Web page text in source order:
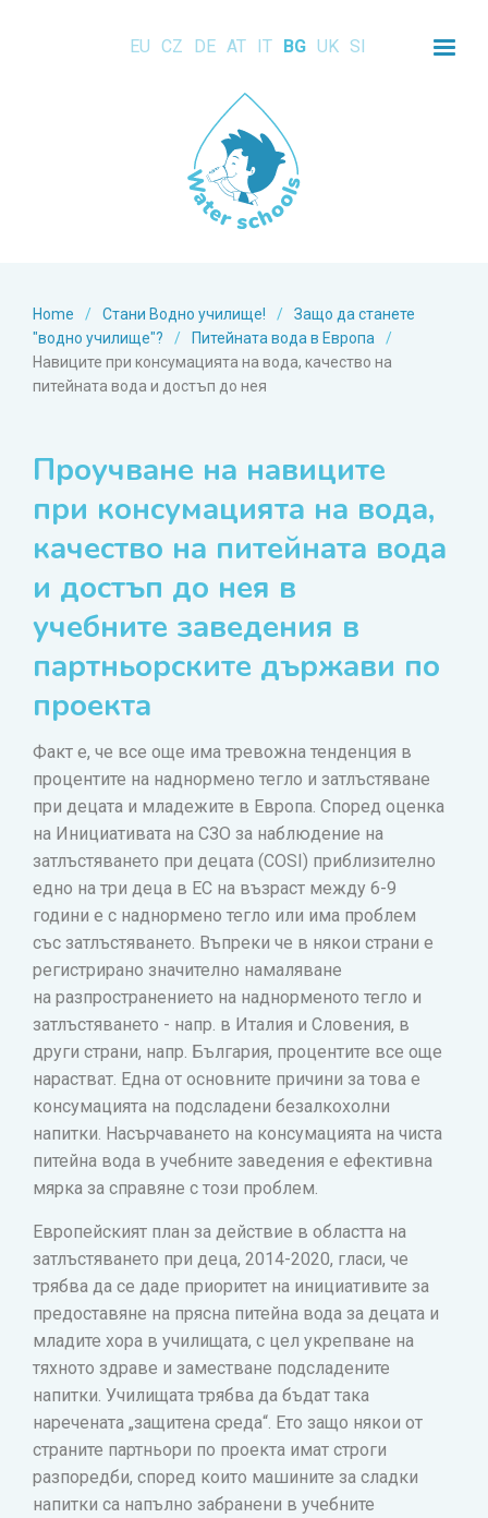
EU CZ DE AT IT BG UK SI
Home / Стани Водно училище! /
Защо да станете
"водно училище"?
/ Питейната вода в Европа
/
Навиците при консумацията на вода, качество на
питейната вода и достъп до нея
Проучване на навиците
при консумацията на вода,
качество на питейната вода
и достъп до нея в
учебните заведения в
партньорските държави по
проекта
Факт е, че все още има тревожна тенденция в
процентите на наднормено тегло и затлъстяване
при децата и младежите в Европа. Според оценка
на Инициативата на СЗО за наблюдение на
затлъстяването при децата (COSI) приблизително
едно на три деца в ЕС на възраст между 6-9
години е с наднормено тегло или има проблем
със затлъстяването. Въпреки че в някои страни е
регистрирано значително намаляване
на разпространението на наднорменото тегло и
затлъстяването - напр. в Италия и Словения, в
други страни, напр. България, процентите все още
нарастват. Една от основните причини за това е
консумацията на подсладени безалкохолни
напитки. Насърчаването на консумацията на чиста
питейна вода в учебните заведения е ефективна
мярка за справяне с този проблем.
Европейският план за действие в областта на
затлъстяването при деца, 2014-2020, гласи, че
трябва да се даде приоритет на инициативите за
предоставяне на прясна питейна вода за децата и
младите хора в училищата, с цел укрепване на
тяхното здраве и заместване подсладените
напитки. Училищата трябва да бъдат така
наречената „защитена среда“. Ето защо някои от
страните партньори по проекта имат строги
разпоредби, според които машините за сладки
напитки са напълно забранени в учебните